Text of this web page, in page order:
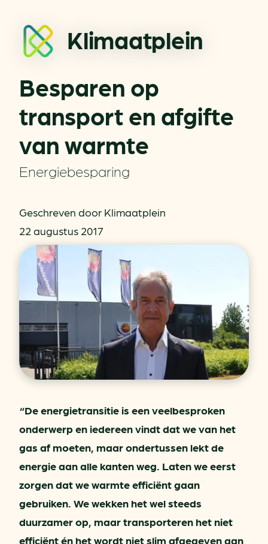
Klimaatplein
Besparen op
transport en afgifte
van warmte
Energiebesparing
Geschreven door Klimaatplein
22 augustus 2017
“De energietransitie is een veelbesproken
onderwerp en iedereen vindt dat we van het
gas af moeten, maar ondertussen lekt de
energie aan alle kanten weg. Laten we eerst
zorgen dat we warmte efficiënt gaan
gebruiken. We wekken het wel steeds
duurzamer op, maar transporteren het niet
efficiënt én het wordt niet slim afgegeven aan